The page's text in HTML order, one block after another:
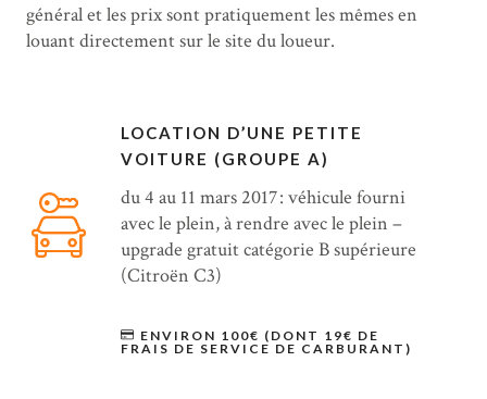
général et les prix sont pratiquement les mêmes en
louant directement sur le site du loueur.
LOCATION D’UNE PETITE
VOITURE (GROUPE A)
du 4 au 11 mars 2017 : véhicule fourni
avec le plein, à rendre avec le plein –
upgrade gratuit catégorie B supérieure
(Citroën C3)
ENVIRON 100€ (DONT 19€ DE
FRAIS DE SERVICE DE CARBURANT)